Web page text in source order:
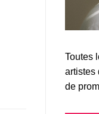
Toutes
artistes
de